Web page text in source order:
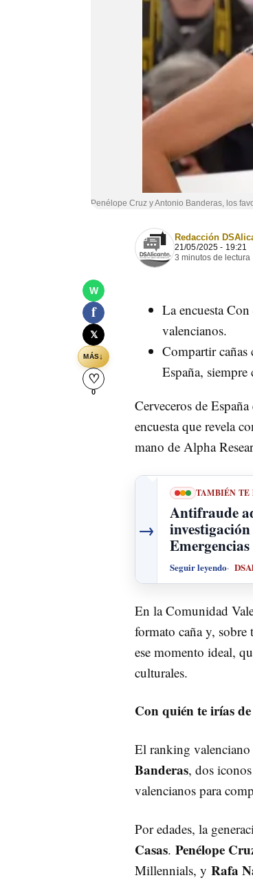
Penélope Cruz y Antonio Banderas, los
W
f
𝕏
MÁS↓
♡
0
Redacción
21/05/2025 - 19:21
3 minutos de lectura
La encuesta
valencianos.
Compartir
España,
Cerveceros de
encuesta que revela
mano de Alpha
→
TAMBIÉN TE
Antifraude
Emergencias
Seguir leyendo
En la Comunidad
formato caña y, sobre
ese momento ideal,
culturales.
Con quién te irías
El ranking valenciano
Banderas, dos
valencianos para
Por edades, la
Casas. Penélope
Millennials, y Rafa